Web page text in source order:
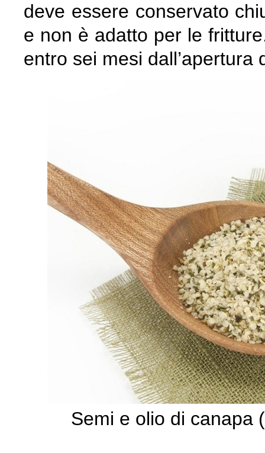
deve essere conservato
e non è adatto per le
entro sei mesi dall’apertura
Semi e olio di canapa